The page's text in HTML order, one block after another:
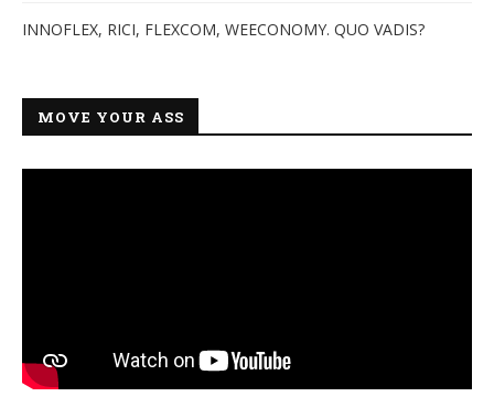
INNOFLEX, RICI, FLEXCOM, WEECONOMY. QUO VADIS?
MOVE YOUR ASS